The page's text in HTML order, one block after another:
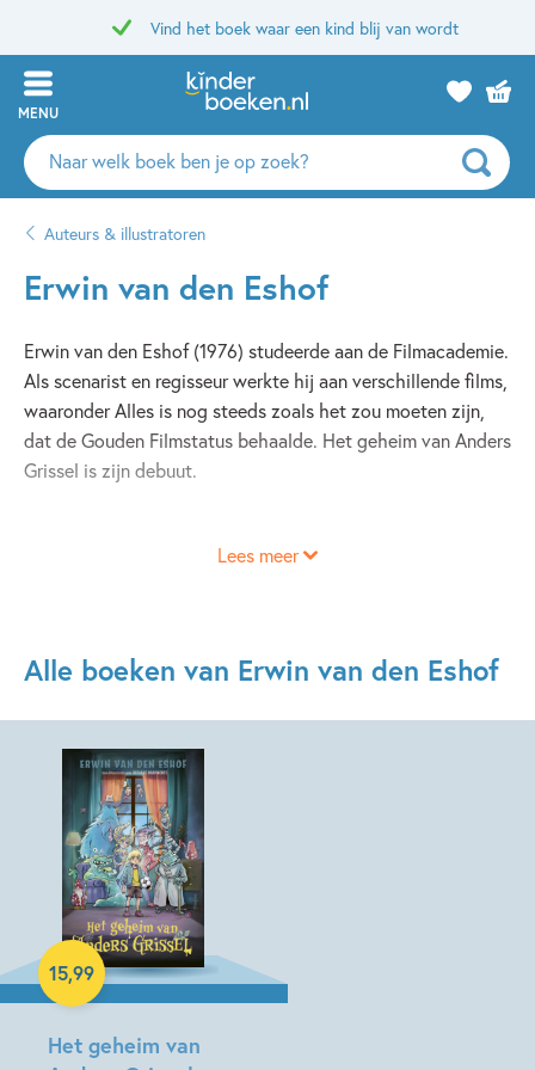
Vind het boek waar een kind blij van wordt
MENU
Zoeken
naar
auteurs
uitgevers
Auteurs & illustratoren
Erwin van den Eshof
Erwin van den Eshof (1976) studeerde aan de Filmacademie.
Als scenarist en regisseur werkte hij aan verschillende films,
waaronder Alles is nog steeds zoals het zou moeten zijn,
dat de Gouden Filmstatus behaalde. Het geheim van Anders
Grissel is zijn debuut.
Lees meer
Alle boeken van Erwin van den Eshof
Het geheim van
15,99
Hardcover